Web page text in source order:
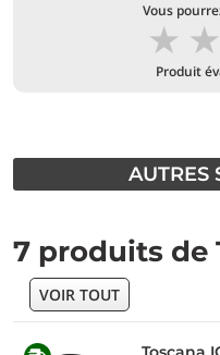
Vous
★
★
Produit
AUTRES
7 produits de
VOIR TOUT